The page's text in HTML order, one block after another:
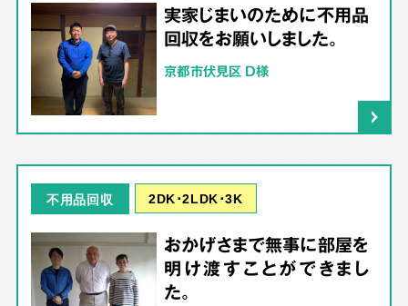
実家じまいのために不用品
回収をお願いしました。
京都市伏見区 D様
不用品回収 2DK･2LDK･3K
おかげさまで無事に部屋を
明け渡すことができまし
た。